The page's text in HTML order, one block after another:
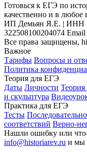
Готовься к ЕГЭ по
качественно и в любое
ИП Демьян Я.Е. | ИНН
322508100204074
Все права защищены,
Важное
Тарифы Вопросы и
Политика
Теория для ЕГЭ
Даты Личности
и скульптура
Практика для ЕГЭ
Тесты
соответствий Верно-
Нашли ошибку или
info@historiarev.ru и мы